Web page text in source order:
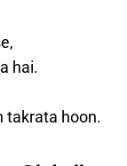
hai.
takrata hoon.